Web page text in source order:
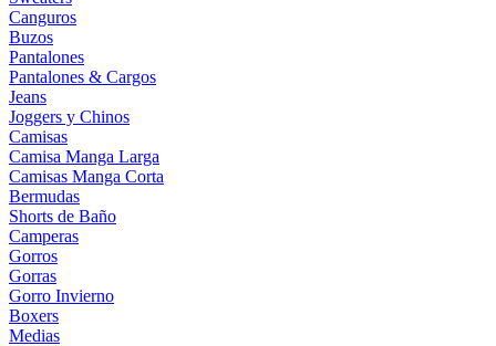
Canguros
Buzos
Pantalones
Pantalones & Cargos
Jeans
Joggers y Chinos
Camisas
Camisa Manga Larga
Camisas Manga Corta
Bermudas
Shorts de Baño
Camperas
Gorros
Gorras
Gorro Invierno
Boxers
Medias